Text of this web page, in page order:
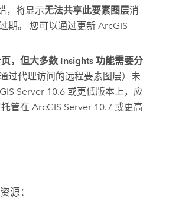
，将显示无法共享此要素图层消
期。 您可以通过更新 ArcGIS
，但大多数 Insights 功能需要分
过代理访问的远程要素图层）未
Server10.6 或更低版本上，应
管在 ArcGIS Server10.7 或更高
源：